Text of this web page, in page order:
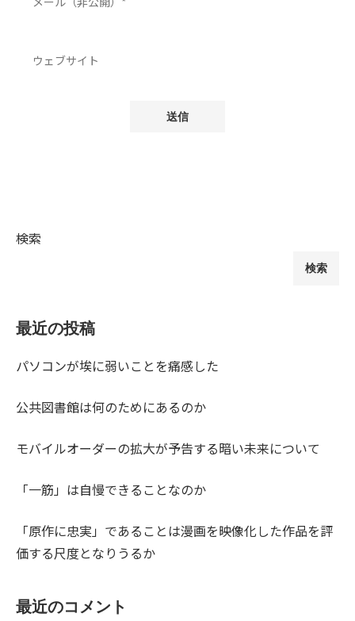
検索
検索
最近の投稿
パソコンが埃に弱いことを痛感した
公共図書館は何のためにあるのか
モバイルオーダーの拡大が予告する暗い未来について
「一筋」は自慢できることなのか
「原作に忠実」であることは漫画を映像化した作品を評
価する尺度となりうるか
最近のコメント